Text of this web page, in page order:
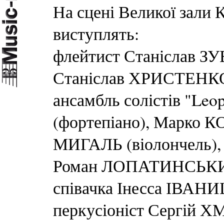
На сцені Великої зали
виступлять:
флейтист Станіслав
Станіслав
ансамбль солістів
(фортепіано), Марко
МИГАЛЬ (віолончель),
Роман
співачка Інесса
перкусіоніст Сергій